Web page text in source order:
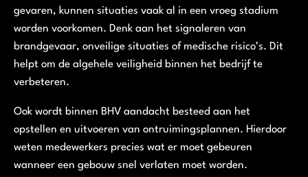
gevaren, kunnen situaties vaak al in een vroeg stadium
worden voorkomen. Denk aan het signaleren van
brandgevaar, onveilige situaties of medische risico’s. Dit
helpt om de algehele veiligheid binnen het bedrijf te
verbeteren.
Ook wordt binnen BHV aandacht besteed aan het
opstellen en uitvoeren van ontruimingsplannen. Hierdoor
weten medewerkers precies wat er moet gebeuren
wanneer een gebouw snel verlaten moet worden.